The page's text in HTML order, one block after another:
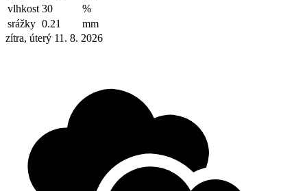
vlhkost 30
%
srážky 0.21
mm
zítra, úterý 11. 8. 2026